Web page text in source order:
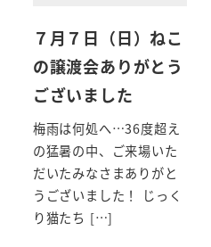
７月７日（日）ねこ
の譲渡会ありがとう
ございました
梅雨は何処へ…36度超え
の猛暑の中、ご来場いた
だいたみなさまありがと
うございました！ じっく
り猫たち […]